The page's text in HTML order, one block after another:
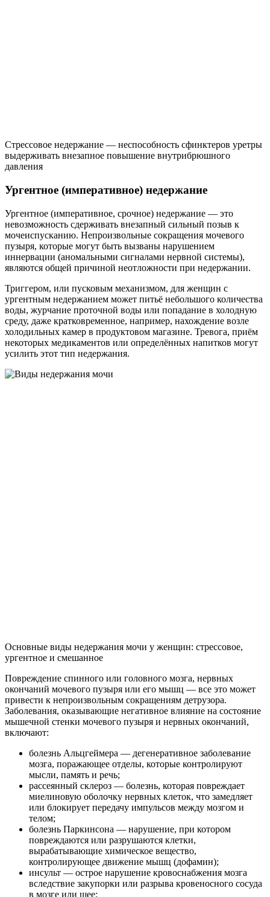
Стрессовое недержание — неспособность сфинктеров уретры
выдерживать внезапное повышение внутрибрюшного
давления
Ургентное (императивное) недержание
Ургентное (императивное, срочное) недержание — это
невозможность сдерживать внезапный сильный позыв к
мочеиспусканию. Непроизвольные сокращения мочевого
пузыря, которые могут быть вызваны нарушением
иннервации (аномальными сигналами нервной системы),
являются общей причиной неотложности при недержании.
Триггером, или пусковым механизмом, для женщин с
ургентным недержанием может питьё небольшого количества
воды, журчание проточной воды или попадание в холодную
среду, даже кратковременное, например, нахождение возле
холодильных камер в продуктовом магазине. Тревога, приём
некоторых медикаментов или определённых напитков могут
усилить этот тип недержания.
Основные виды недержания мочи у женщин: стрессовое,
ургентное и смешанное
Повреждение спинного или головного мозга, нервных
окончаний мочевого пузыря или его мышц — все это может
привести к непроизвольным сокращениям детрузора.
Заболевания, оказывающие негативное влияние на состояние
мышечной стенки мочевого пузыря и нервных окончаний,
включают:
болезнь Альцгеймера — дегенеративное заболевание
мозга, поражающее отделы, которые контролируют
мысли, память и речь;
рассеянный склероз — болезнь, которая повреждает
миелиновую оболочку нервных клеток, что замедляет
или блокирует передачу импульсов между мозгом и
телом;
болезнь Паркинсона — нарушение, при котором
повреждаются или разрушаются клетки,
вырабатывающие химическое вещество,
контролирующее движение мышц (дофамин);
инсульт — острое нарушение кровоснабжения мозга
вследствие закупорки или разрыва кровеносного сосуда
в мозге или шее;